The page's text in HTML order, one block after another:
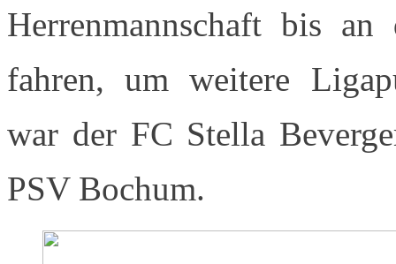
Herrenmannschaft bis
fahren, um weitere
war der FC Stella
PSV Bochum.